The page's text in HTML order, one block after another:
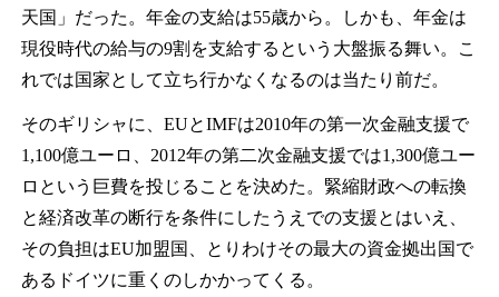
天国」だった。年金の支給は55歳から。しかも、年金は
現役時代の給与の9割を支給するという大盤振る舞い。こ
れでは国家として立ち行かなくなるのは当たり前だ。
そのギリシャに、EUとIMFは2010年の第一次金融支援で
1,100億ユーロ、2012年の第二次金融支援では1,300億ユー
ロという巨費を投じることを決めた。緊縮財政への転換
と経済改革の断行を条件にしたうえでの支援とはいえ、
その負担はEU加盟国、とりわけその最大の資金拠出国で
あるドイツに重くのしかかってくる。